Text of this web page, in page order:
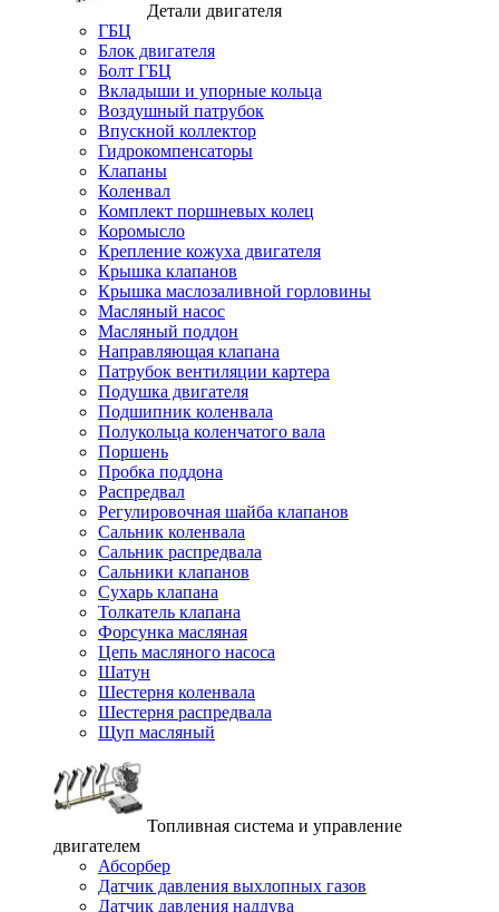
Детали двигателя
ГБЦ
Блок двигателя
Болт ГБЦ
Вкладыши и упорные кольца
Воздушный патрубок
Впускной коллектор
Гидрокомпенсаторы
Клапаны
Коленвал
Комплект поршневых колец
Коромысло
Крепление кожуха двигателя
Крышка клапанов
Крышка маслозаливной горловины
Масляный насос
Масляный поддон
Направляющая клапана
Патрубок вентиляции картера
Подушка двигателя
Подшипник коленвала
Полукольца коленчатого вала
Поршень
Пробка поддона
Распредвал
Регулировочная шайба клапанов
Сальник коленвала
Сальник распредвала
Сальники клапанов
Сухарь клапана
Толкатель клапана
Форсунка масляная
Цепь масляного насоса
Шатун
Шестерня коленвала
Шестерня распредвала
Щуп масляный
Топливная система и управление
двигателем
Абсорбер
Датчик давления выхлопных газов
Датчик давления наддува